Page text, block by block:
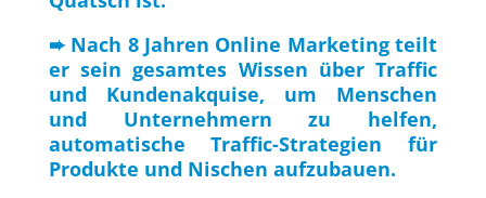
➨ Nach 8 Jahren Online Marketing teilt
er sein gesamtes Wissen über Traffic
und Kundenakquise, um Menschen
und Unternehmern zu helfen,
automatische Traffic-Strategien für
Produkte und Nischen aufzubauen.